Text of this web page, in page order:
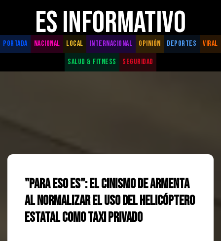
ES INFORMATIVO
PORTADA NACIONAL LOCAL INTERNACIONAL OPINIÓN DEPORTES
VIRAL
SALUD & FITNESS
SEGURIDAD
"Para eso es": El cinismo de Armenta
al normalizar el uso del helicóptero
estatal como taxi privado